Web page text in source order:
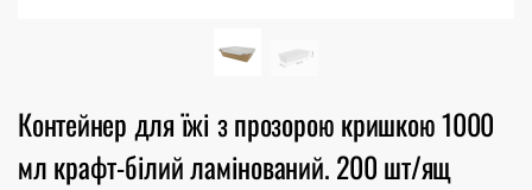
Контейнер для їжі з прозорою кришкою 1000
мл крафт-білий ламінований. 200 шт/ящ